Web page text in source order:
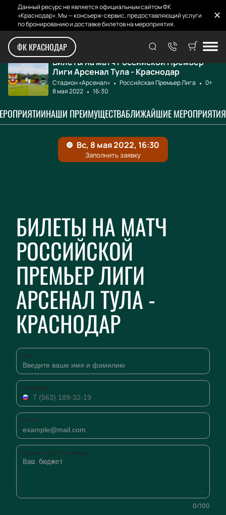
Данный ресурс не является официальным сайтом ФК
«Краснодар». Мы — консьерж-сервис, предоставляющий услуги
по бронированию и доставке билетов на мероприятия.
ФК КРАСНОДАР
Главная Афиша и билеты Арсенал Тула - К...
Билеты на матч Российской Премьер
Лиги Арсенал Тула - Краснодар
Стадион «Арсенал» Российская Премьер Лига
0+
8 мая 2022
16:30
НАШИ ПРЕИМУЩЕСТВАБЛИЖАЙШИЕ МЕРОПРИЯТИЯ
БИЛЕТЫ НА МАТЧ
РОССИЙСКОЙ
ПРЕМЬЕР ЛИГИ
АРСЕНАЛ ТУЛА -
КРАСНОДАР
Имя
Телефон
Email
Комментарий к заявке
0/100